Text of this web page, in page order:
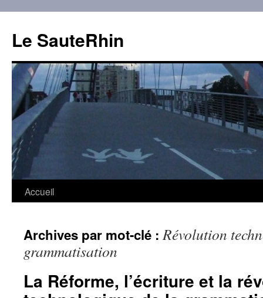
contenu
Le SauteRhin
Accueil
Archives par mot-clé :Révolution
grammatisation
La Réforme, l’écriture et la